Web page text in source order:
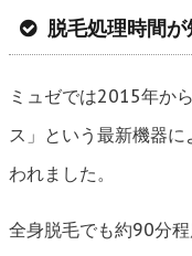
脱毛処理時間
ミュゼでは2015年か
ス」という最新機器
われました。
全身脱毛でも約90分程